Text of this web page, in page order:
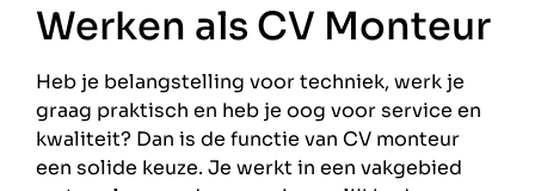
Werken als CV Monteur
Heb je belangstelling voor techniek, werk je
graag praktisch en heb je oog voor service en
kwaliteit? Dan is de functie van CV monteur
een solide keuze. Je werkt in een vakgebied